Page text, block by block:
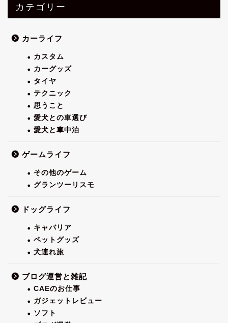
カテゴリー
カーライフ
カスタム
カーグッズ
タイヤ
テクニック
思うこと
愛犬との車選び
愛犬と車中泊
ゲームライフ
その他のゲーム
グランツーリスモ
ドッグライフ
キャバリア
ペットグッズ
犬連れ旅
ブログ運営と雑記
CAEのお仕事
ガジェットレビュー
ソフト